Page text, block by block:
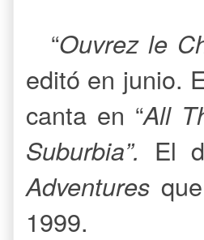
“Ouvrez le
editó en junio.
canta en “All
Suburbia”. El
Adventures
1999.